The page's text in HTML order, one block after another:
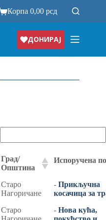
Корпа0,00рсд
ДОНИРАЈ
Град/
Општина
Испоручена
Град/
Општина
Испоручена
Старо
Нагоричане
- Прикључна
косачица за
Старо
- Нова кућа,